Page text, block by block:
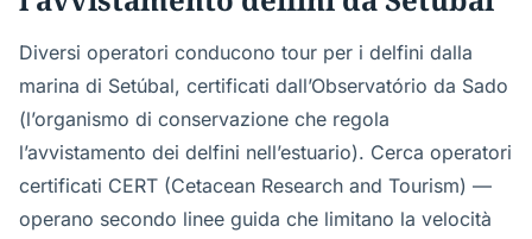
Diversi operatori conducono tour per i delfini dalla
marina di Setúbal, certificati dall’Observatório da Sado
(l’organismo di conservazione che regola
l’avvistamento dei delfini nell’estuario). Cerca operatori
certificati CERT (Cetacean Research and Tourism) —
operano secondo linee guida che limitano la velocità